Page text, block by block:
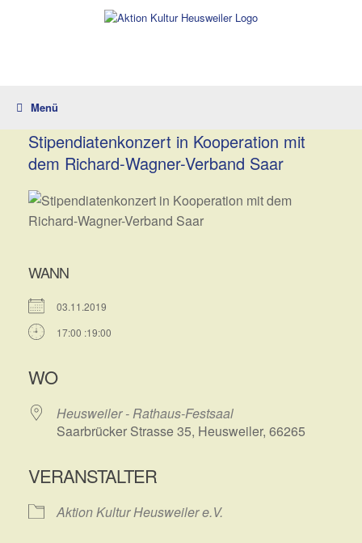
Menü
Stipendiatenkonzert in Kooperation mit
dem Richard-Wagner-Verband Saar
WANN
03.11.2019
17:00 :19:00
WO
Heusweiler - Rathaus-Festsaal
Saarbrücker Strasse 35, Heusweiler, 66265
VERANSTALTER
Aktion Kultur Heusweiler e.V.